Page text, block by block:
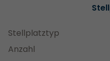
Stellplatztyp
Anzahl